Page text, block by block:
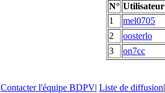
N° Utilisateur
1
mel0705
2
oosterlo
3
on7cc
Contacter l'équipe BDPV| Liste de diffusion